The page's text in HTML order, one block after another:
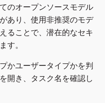
のオープンソースモデル
あり、使用非推奨のモデ
ることで、潜在的なセキ
す。
かユーザータイプかを判
開き、タスク名を確認し